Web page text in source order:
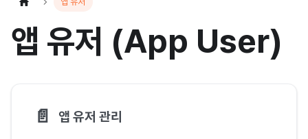
앱 유저 (App User)
📄️ 앱 유저 관리